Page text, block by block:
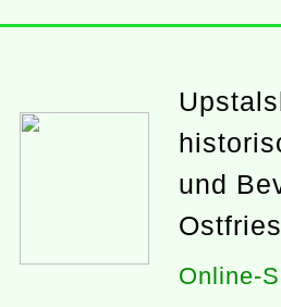
und
Online-